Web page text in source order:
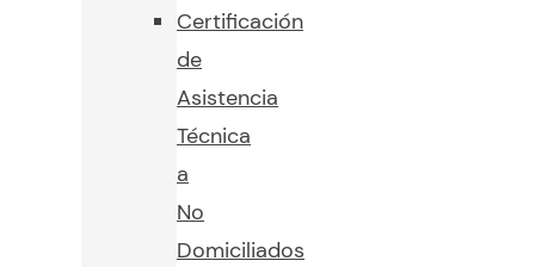
Certificación
de
Asistencia
Técnica
a
No
Domiciliados